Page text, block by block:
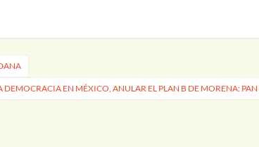
DEMOCRACIA EN MÉXICO, ANULAR EL PLAN B DE MORENA: PAN